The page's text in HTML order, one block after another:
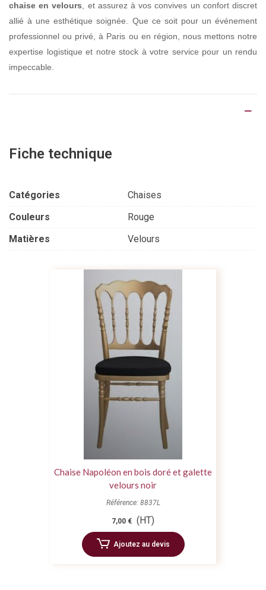
chaise en velours , et assurez à vos convives un confort discret
allié à une esthétique soignée. Que ce soit pour un événement
professionnel ou privé, à Paris ou en région, nous mettons notre
expertise logistique et notre stock à votre service pour un rendu
impeccable.
Fiche technique
Catégories
Chaises
Couleurs
Rouge
Matières
Velours
Chaise Napoléon en bois doré et galette
velours noir
Référence: 8837L
7,00 € (HT)
Ajoutez au devis